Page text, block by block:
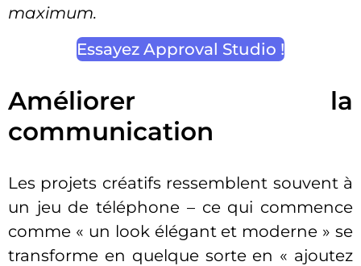
maximum.
Essayez Approval Studio !
Améliorer la
communication
Les projets créatifs ressemblent souvent à
un jeu de téléphone – ce qui commence
comme « un look élégant et moderne » se
transforme en quelque sorte en « ajoutez